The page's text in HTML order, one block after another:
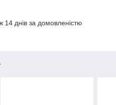
днів за домовленістю